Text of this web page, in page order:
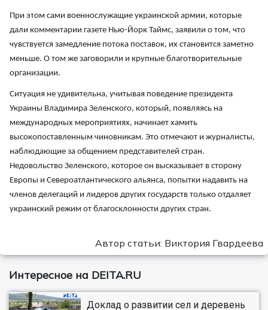
При этом сами военнослужащие украинской армии, которые
дали комментарии газете Нью-Йорк Таймс, заявили о том, что
чувствуется замедление потока поставок, их становится заметно
меньше. О том же заговорили и крупные благотворительные
организации.
Ситуация не удивительна, учитывая поведение президента
Украины Владимира Зеленского, который, появляясь на
международных мероприятиях, начинает хамить
высокопоставленным чиновникам. Это отмечают и журналисты,
наблюдающие за общением представителей стран.
Недовольство Зеленского, которое он высказывает в сторону
Европы и Североатлантического альянса, попытки надавить на
членов делегаций и лидеров других государств только отдаляет
украинский режим от благосклонности других стран.
Автор статьи: Виктория Гвардеева
Интересное на DEITA.RU
Доклад о развитии сел и деревень